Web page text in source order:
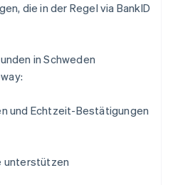
die in der Regel via BankID
in Schweden
und Echtzeit-Bestätigungen
unterstützen